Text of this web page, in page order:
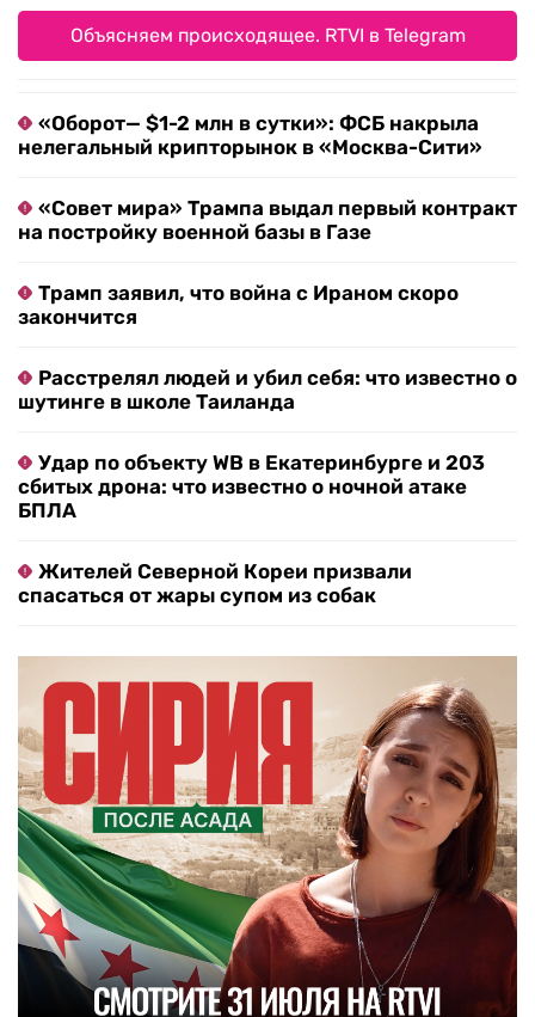
Объясняем происходящее. RTVI в Telegram
«Оборот— $1-2 млн в сутки»: ФСБ накрыла
нелегальный крипторынок в «Москва-Сити»
«Совет мира» Трампа выдал первый контракт
на постройку военной базы в Газе
Трамп заявил, что война с Ираном скоро
закончится
Расстрелял людей и убил себя: что известно о
шутинге в школе Таиланда
Удар по объекту WB в Екатеринбурге и 203
сбитых дрона: что известно о ночной атаке
БПЛА
Жителей Северной Кореи призвали
спасаться от жары супом из собак